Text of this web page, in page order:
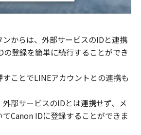
からは、外部サービスのIDと連携
の登録を簡単に続行することができ
すことでLINEアカウントとの連携も
部サービスのIDとは連携せず、メ
Canon IDに登録することができま